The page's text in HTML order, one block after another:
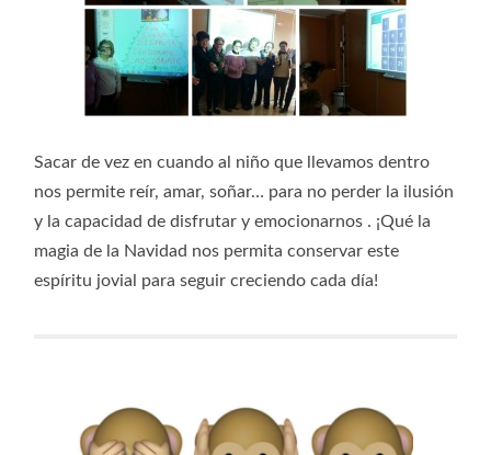
Sacar de vez en cuando al niño que llevamos dentro
nos permite reír, amar, soñar… para no perder la ilusión
y la capacidad de disfrutar y emocionarnos . ¡Qué la
magia de la Navidad nos permita conservar este
espíritu jovial para seguir creciendo cada día!